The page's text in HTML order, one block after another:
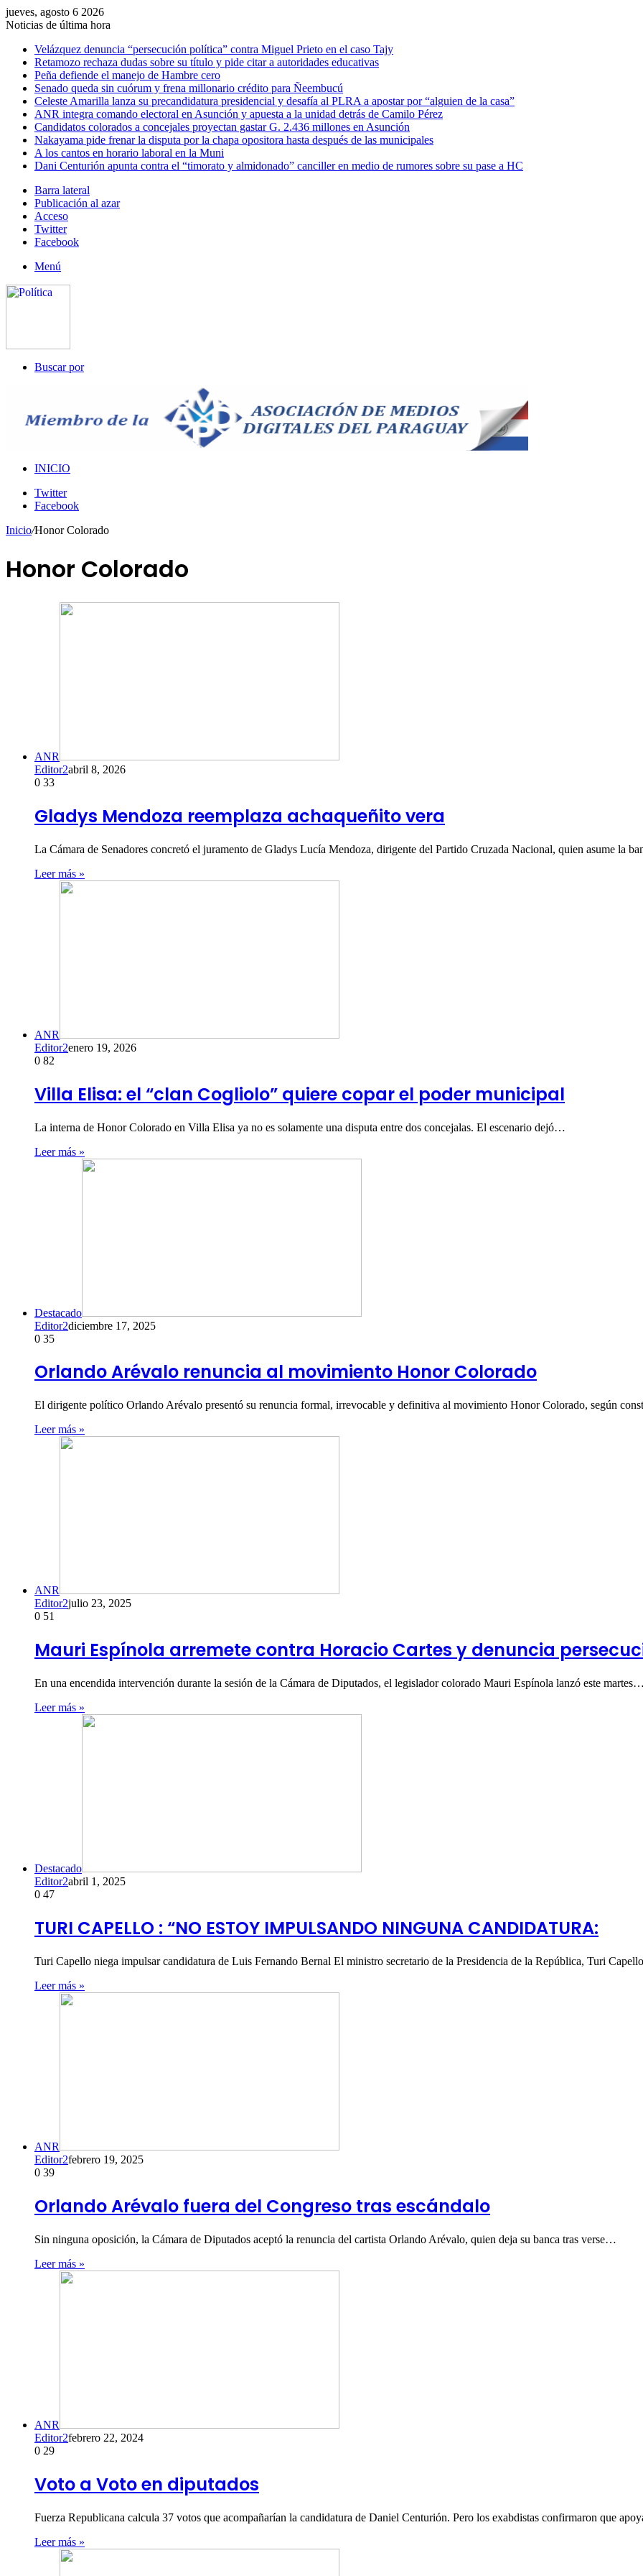
jueves, agosto 6 2026
Noticias de última hora
Velázquez denuncia “persecución política” contra Miguel Prieto en el caso Tajy
Retamozo rechaza dudas sobre su título y pide citar a autoridades educativas
Peña defiende el manejo de Hambre cero
Senado queda sin cuórum y frena millonario crédito para Ñeembucú
Celeste Amarilla lanza su precandidatura presidencial y desafía al PLRA a apostar por “alguien de la casa”
ANR integra comando electoral en Asunción y apuesta a la unidad detrás de Camilo Pérez
Candidatos colorados a concejales proyectan gastar G. 2.436 millones en Asunción
Nakayama pide frenar la disputa por la chapa opositora hasta después de las municipales
A los cantos en horario laboral en la Muni
Dani Centurión apunta contra el “timorato y almidonado” canciller en medio de rumores sobre su pase a HC
Barra lateral
Publicación al azar
Acceso
Twitter
Facebook
Menú
Buscar por
INICIO
Twitter
Facebook
Inicio/Honor Colorado
Honor Colorado
ANR
Editor2abril 8, 2026
0 33
Gladys Mendoza reemplaza achaqueñito vera
La Cámara de Senadores concretó el juramento de Gladys Lucía Mendoza, dirigente del Partido Cruzada Nacional, quien asume la
Leer más »
ANR
Editor2enero 19, 2026
0 82
Villa Elisa: el “clan Cogliolo” quiere copar el poder municipal
La interna de Honor Colorado en Villa Elisa ya no es solamente una disputa entre dos concejalas. El escenario dejó…
Leer más »
Destacado
Editor2diciembre 17, 2025
0 35
Orlando Arévalo renuncia al movimiento Honor Colorado
El dirigente político Orlando Arévalo presentó su renuncia formal, irrevocable y definitiva al movimiento Honor Colorado, según
Leer más »
ANR
Editor2julio 23, 2025
0 51
Mauri Espínola arremete contra Horacio Cartes y denuncia
En una encendida intervención durante la sesión de la Cámara de Diputados, el legislador colorado Mauri Espínola lanzó este martes…
Leer más »
Destacado
Editor2abril 1, 2025
0 47
TURI CAPELLO : “NO ESTOY IMPULSANDO NINGUNA CANDIDATURA:
Turi Capello niega impulsar candidatura de Luis Fernando Bernal El ministro secretario de la Presidencia de la República, Turi
Leer más »
ANR
Editor2febrero 19, 2025
0 39
Orlando Arévalo fuera del Congreso tras escándalo
Sin ninguna oposición, la Cámara de Diputados aceptó la renuncia del cartista Orlando Arévalo, quien deja su banca tras verse…
Leer más »
ANR
Editor2febrero 22, 2024
0 29
Voto a Voto en diputados
Fuerza Republicana calcula 37 votos que acompañarían la candidatura de Daniel Centurión. Pero los exabdistas confirmaron que
Leer más »